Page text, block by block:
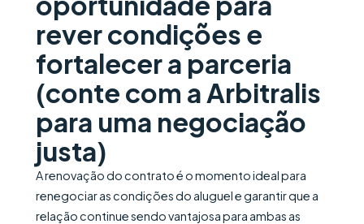
rever condições e
fortalecer a parceria
(conte com a Arbitralis
para uma negociação
justa)
A renovação do contrato é o momento ideal para
renegociar as condições do aluguel e garantir que a
relação continue sendo vantajosa para ambas as